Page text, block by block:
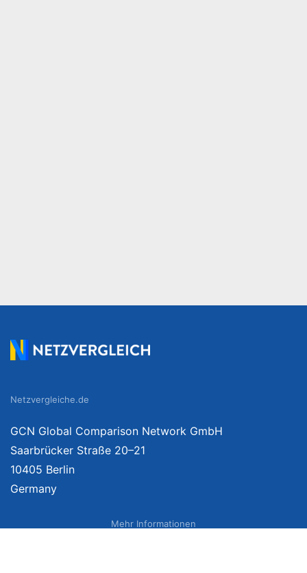
Netzvergleiche.de
GCN Global Comparison Network GmbH
Saarbrücker Straße 20–21
10405 Berlin
Germany
Mehr Informationen